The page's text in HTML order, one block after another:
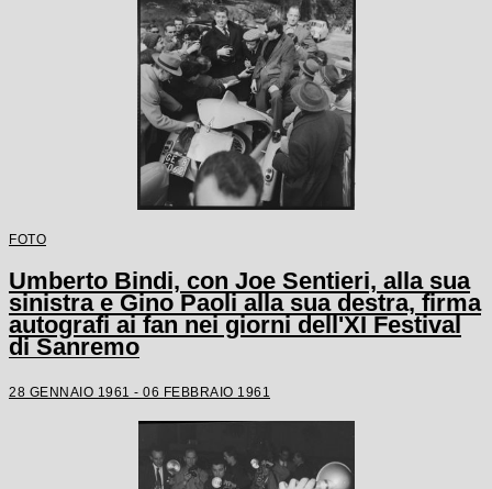
FOTO
Umberto Bindi, con Joe Sentieri, alla sua
sinistra e Gino Paoli alla sua destra, firma
autografi ai fan nei giorni dell'XI Festival
di Sanremo
28 GENNAIO 1961 - 06 FEBBRAIO 1961